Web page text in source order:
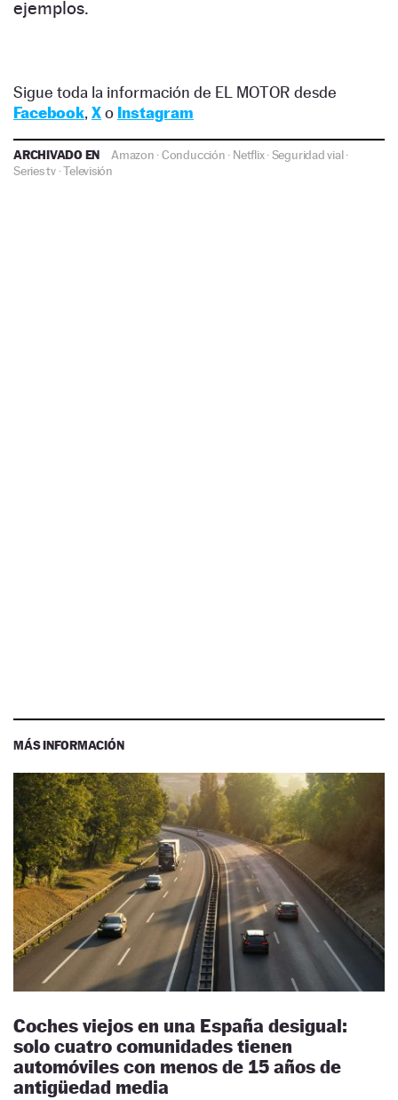
ejemplos.
Sigue toda la información de EL MOTOR desde
Facebook, Xo Instagram
ARCHIVADO EN Amazon ·Conducción · Netflix·Seguridad vial·
Series tv·Televisión
MÁS INFORMACIÓN
Coches viejos en una España desigual:
solo cuatro comunidades tienen
automóviles con menos de 15 años de
antigüedad media